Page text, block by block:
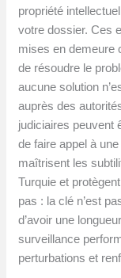
propriété
votre dossier. Ces
mises en demeure
de résoudre le
aucune solution
auprès des
judiciaires peuvent
de faire appel à
maîtrisent les
Turquie et
pas : la clé n’est
d’avoir une
surveillance
perturbations et